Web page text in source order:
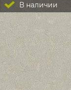
В наличии